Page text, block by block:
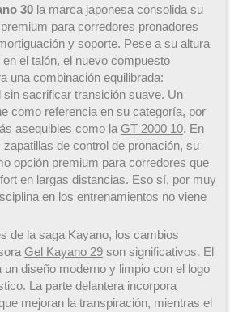
30 la marca japonesa consolida su
para corredores pronadores
y soporte. Pese a su altura
el talón, el nuevo compuesto
una combinación equilibrada:
sacrificar transición suave. Un
como referencia en su categoría, por
asequibles como la GT 2000 10. En
de control de pronación, su
opción premium para corredores que
en largas distancias. Eso sí, por muy
en los entrenamientos no viene
de la saga Kayano, los cambios
Gel Kayano 29 son significativos. El
diseño moderno y limpio con el logo
La parte delantera incorpora
mejoran la transpiración, mientras el